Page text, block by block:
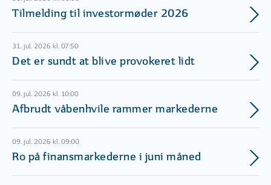
Tilmelding til investormøder 2026
31. jul. 2026 kl. 07:50
Det er sundt at blive provokeret lidt
09. jul. 2026 kl. 10:00
Afbrudt våbenhvile rammer markederne
09. jul. 2026 kl. 09:00
Ro på finansmarkederne i juni måned